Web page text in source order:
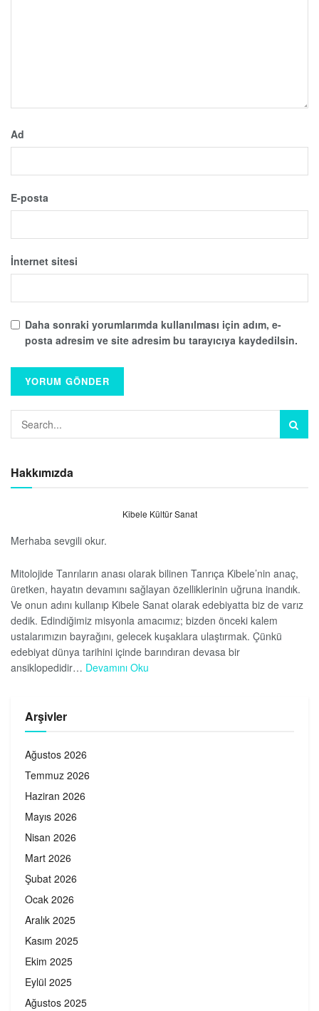
Ad
E-posta
İnternet sitesi
Daha sonraki yorumlarımda kullanılması için adım, e-
posta adresim ve site adresim bu tarayıcıya kaydedilsin.
Hakkımızda
Kibele Kültür Sanat
Merhaba sevgili okur.
Mitolojide Tanrıların anası olarak bilinen Tanrıça Kibele’nin anaç,
üretken, hayatın devamını sağlayan özelliklerinin uğruna inandık.
Ve onun adını kullanıp Kibele Sanat olarak edebiyatta biz de varız
dedik. Edindiğimiz misyonla amacımız; bizden önceki kalem
ustalarımızın bayrağını, gelecek kuşaklara ulaştırmak. Çünkü
edebiyat dünya tarihini içinde barındıran devasa bir
ansiklopedidir… Devamını Oku
Arşivler
Ağustos 2026
Temmuz 2026
Haziran 2026
Mayıs 2026
Nisan 2026
Mart 2026
Şubat 2026
Ocak 2026
Aralık 2025
Kasım 2025
Ekim 2025
Eylül 2025
Ağustos 2025